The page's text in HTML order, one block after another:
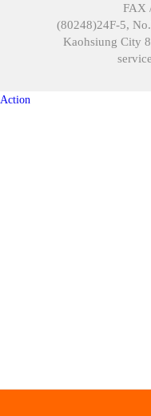
FAX
(80248)24F-5,
Kaohsiung City
Action